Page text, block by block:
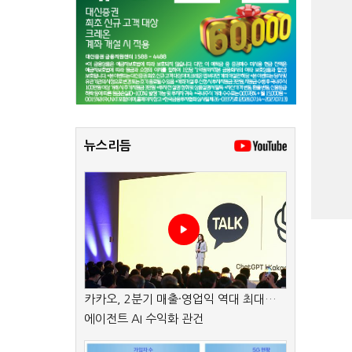
뉴스리듬
카카오, 2분기 매출·영업익 역대 최대…
에이전트 AI 수익화 관건